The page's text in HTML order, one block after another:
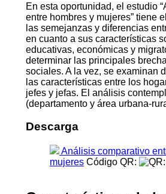
En esta oportunidad, el estudio
entre hombres y mujeres” tiene
las semejanzas y diferencias
en cuanto a sus características
educativas, económicas y
determinar las principales
sociales. A la vez, se examinan
las características entre los
jefes y jefas. El análisis
(departamento y área urbana-
Descarga
Análisis comparativo
mujeres Código QR: